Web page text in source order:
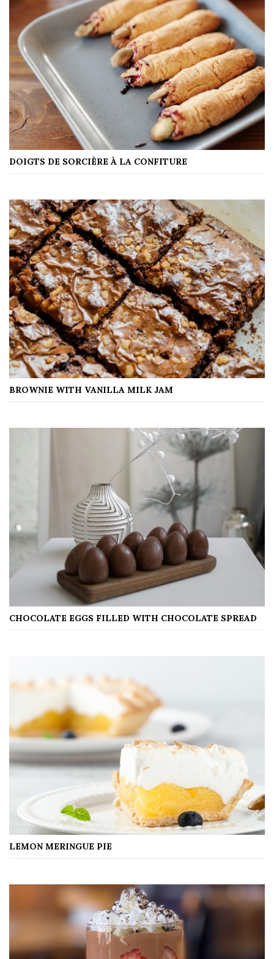
DOIGTS DE SORCIÈRE À LA CONFITURE
BROWNIE WITH VANILLA MILK JAM
CHOCOLATE EGGS FILLED WITH CHOCOLATE SPREAD
LEMON MERINGUE PIE